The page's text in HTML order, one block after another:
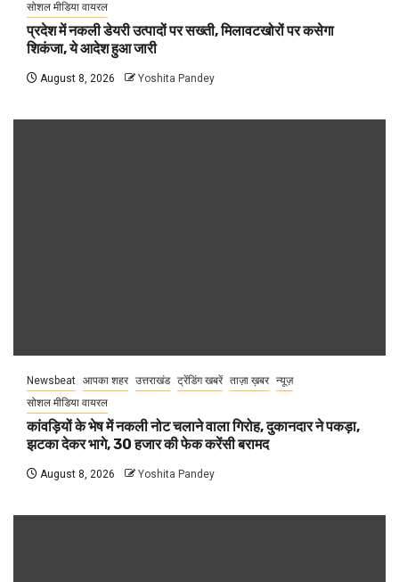
सोशल मीडिया वायरल
प्रदेश में नकली डेयरी उत्पादों पर सख्ती, मिलावटखोरों पर कसेगा
शिकंजा, ये आदेश हुआ जारी
August 8, 2026 Yoshita Pandey
Newsbeat आपका शहर उत्तराखंड ट्रेंडिंग खबरें ताज़ा ख़बर न्यूज़
सोशल मीडिया वायरल
कांवड़ियों के भेष में नकली नोट चलाने वाला गिरोह, दुकानदार ने पकड़ा,
झटका देकर भागे, 30 हजार की फेक करेंसी बरामद
August 8, 2026 Yoshita Pandey